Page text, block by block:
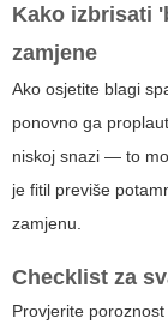
Kako izbrisati
zamjene
Ako osjetite blagi
ponovno ga
niskoj snazi — to
je fitil previše
zamjenu.
Checklist za
Provjerite poroznost